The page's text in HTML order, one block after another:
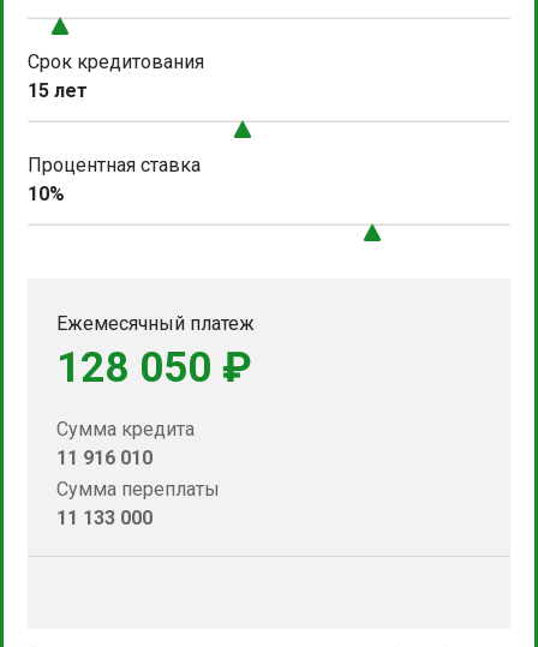
Срок кредитования
15 лет
Процентная ставка
10%
Ежемесячный платеж
128 050 ₽
Сумма кредита
11 916 010
Сумма переплаты
11 133 000